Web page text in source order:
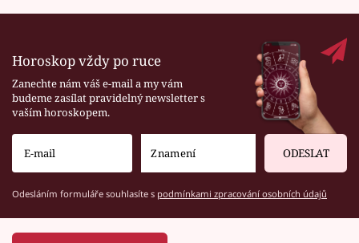
Horoskop vždy po ruce
Zanechte nám váš e-mail a my vám
budeme zasílat pravidelný newsletter s
vaším horoskopem.
ODESLAT
Odesláním formuláře souhlasíte s podmínkami zpracování osobních údajů